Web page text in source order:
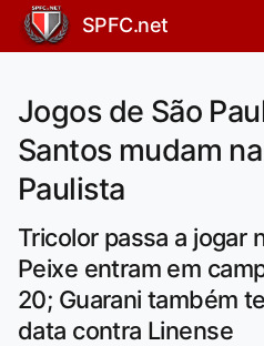
SPFC.net
Jogos de São
Santos mudam
Paulista
Tricolor passa a jogar
Peixe entram em
20; Guarani também
data contra Linense